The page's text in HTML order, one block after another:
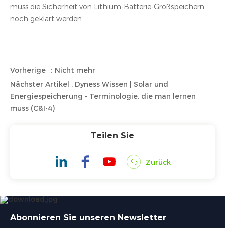
muss die Sicherheit von Lithium-Batterie-Großspeichern
noch geklärt werden.
Vorherige ：Nicht mehr
Nächster Artikel : Dyness Wissen | Solar und
Energiespeicherung - Terminologie, die man lernen
muss (C&I-4)
Teilen Sie
Zurück
Abonnieren Sie unseren Newsletter